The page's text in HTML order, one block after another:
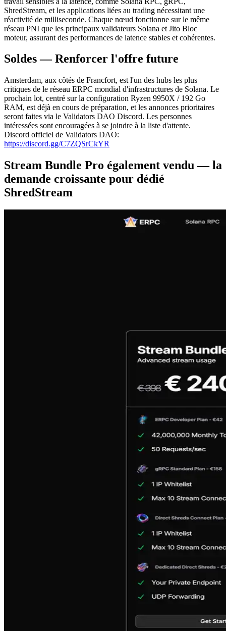
ShredStream, et les applications liées au trading nécessitant une
réactivité de milliseconde. Chaque nœud fonctionne sur le même
réseau PNI que les principaux validateurs Solana et Jito Bloc
moteur, assurant des performances de latence stables et cohérentes.
Soldes — Renforcer l'offre future
Amsterdam, aux côtés de Francfort, est l'un des hubs les plus
critiques de le réseau ERPC mondial d'infrastructures de Solana. Le
prochain lot, centré sur la configuration Ryzen 9950X / 192 Go
RAM, est déjà en cours de préparation, et les annonces prioritaires
seront faites via le Validators DAO Discord. Les personnes
intéressées sont encouragées à se joindre à la liste d'attente.
Discord officiel de Validators DAO:
https://discord.gg/C7ZQSrCkYR
Stream Bundle Pro également vendu — la
demande croissante pour dédié
ShredStream